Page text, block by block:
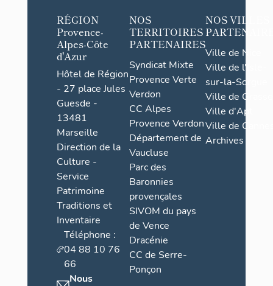
RÉGION
Provence-
Alpes-Côte
d'Azur
Hôtel de Région
- 27 place Jules
Guesde -
13481
Marseille
Direction de la
Culture -
Service
Patrimoine
Traditions et
Inventaire
Téléphone :
04 88 10 76
66
Nous
NOS
TERRITOIRES
PARTENAIRES
Syndicat Mixte
Provence Verte
Verdon
CC Alpes
Provence Verdon
Département de
Vaucluse
Parc des
Baronnies
provençales
SIVOM du pays
de Vence
Dracénie
CC de Serre-
Ponçon
NOS VILLES
Ville de Nice
Ville de l'Isle-
sur-la-Sorgue
Ville de Grasse
Ville d'Apt
Ville de
Archives